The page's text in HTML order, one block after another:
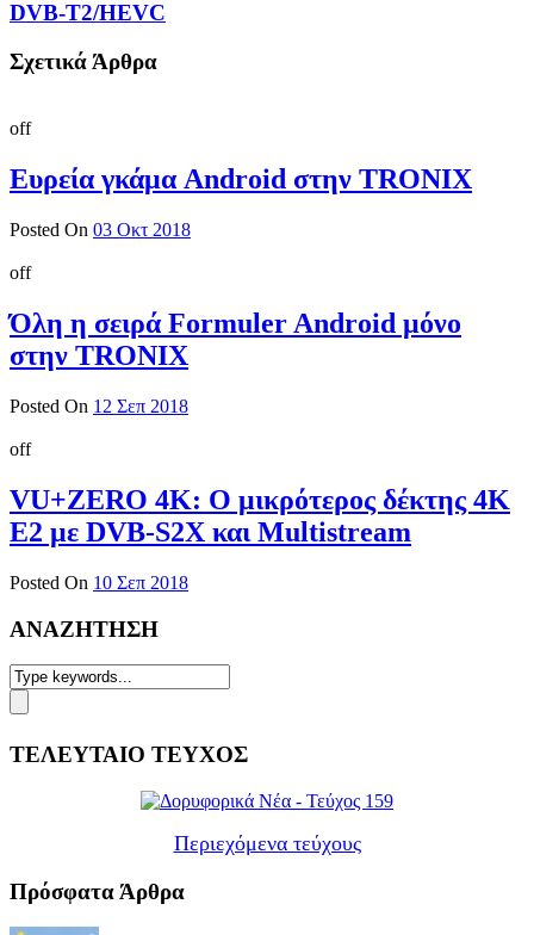
DVB-T2/HEVC
Σχετικά Άρθρα
off
Ευρεία γκάμα Android στην TRONIX
Posted On 03 Οκτ 2018
off
Όλη η σειρά Formuler Android μόνο
στην TRONIX
Posted On 12 Σεπ 2018
off
VU+ZERO 4K: Ο μικρότερος δέκτης 4K
E2 με DVB-S2X και Multistream
Posted On 10 Σεπ 2018
ΑΝΑΖΗΤΗΣΗ
ΤΕΛΕΥΤΑΙΟ ΤΕΥΧΟΣ
Περιεχόμενα τεύχους
Πρόσφατα Άρθρα